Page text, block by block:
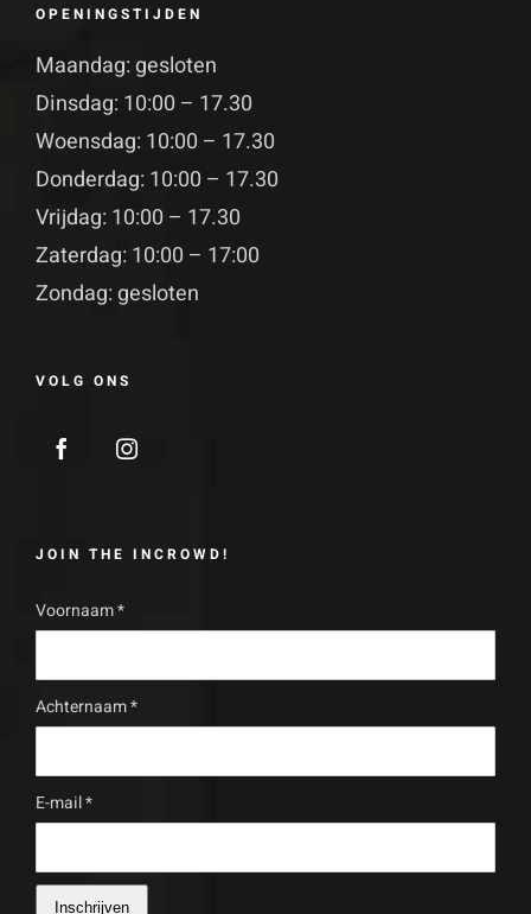
OPENINGSTIJDEN
Maandag: gesloten
Dinsdag: 10:00 – 17.30
Woensdag: 10:00 – 17.30
Donderdag: 10:00 – 17.30
Vrijdag: 10:00 – 17.30
Zaterdag: 10:00 – 17:00
Zondag: gesloten
VOLG ONS
JOIN THE INCROWD!
Voornaam*
Achternaam*
E-mail*
Inschrijven